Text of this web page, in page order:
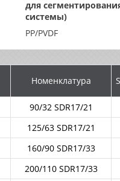
для
системы)
PP/PVDF
Номенклатура
90/32 SDR17/21
125/63 SDR17/21
160/90 SDR17/33
200/110 SDR17/33